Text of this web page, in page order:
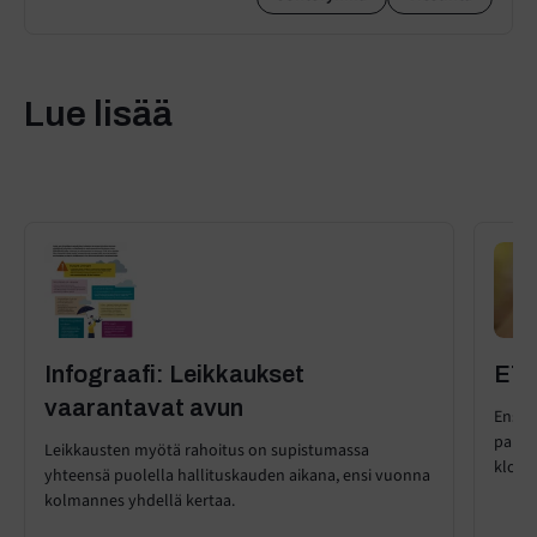
Lue lisää
Infograafi: Leikkaukset
vaarantavat avun
Leikkausten myötä rahoitus on supistumassa
yhteensä puolella hallituskauden aikana, ensi vuonna
kolmannes yhdellä kertaa.
Ensi-
klo